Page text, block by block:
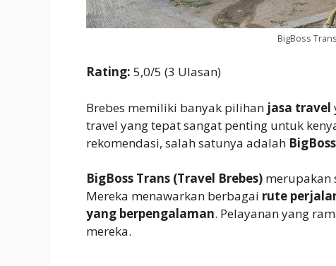
BigBoss
Rating: 5,0/5 (3 Ulasan)
Brebes memiliki banyak pilihan jasa travel
travel yang tepat sangat penting untuk
rekomendasi, salah satunya adalah
BigBoss Trans (Travel Brebes) merupakan
Mereka menawarkan berbagai rute
yang berpengalaman. Pelayanan yang
mereka.